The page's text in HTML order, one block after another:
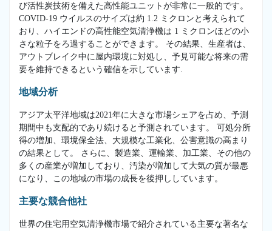
び活性炭技術を備えた高性能ユニットが非常に一般的です。
COVID-19 ウイルスのサイズは約 1.2 ミクロンと考えられて
おり、ハイエンドの高性能空気清浄機は 1 ミクロンほどの小
さな粒子をろ過することができます。 その結果、生産者は、
アウトブレイク中に屋内環境に対処し、予見可能な将来の需
要を維持できるという確信を示しています.
地域分析
アジア太平洋地域は2021年に大きな市場シェアを占め、予測
期間中も支配的であり続けると予測されています。 可処分所
得の増加、環境保全法、大規模な工業化、公害意識の高まり
の結果として。 さらに、製造業、運輸業、加工業、その他の
多くの産業が増加しており、汚染が増加して大気の質が最悪
になり、この地域の市場の成長を後押ししています。
主要な競合他社
世界の住宅用空気清浄機市場で紹介されている主要な著名な